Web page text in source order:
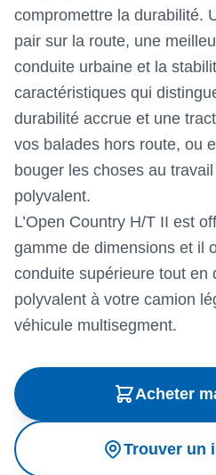
compromettre la durabilité.
pair sur la route, une
conduite urbaine et la
caractéristiques qui
durabilité accrue et une
vos balades hors route, ou
bouger les choses au
polyvalent.
L’Open Country H/T II est
gamme de dimensions et il
conduite supérieure tout en
polyvalent à votre camion
véhicule multisegment.
Acheter
Trouver un